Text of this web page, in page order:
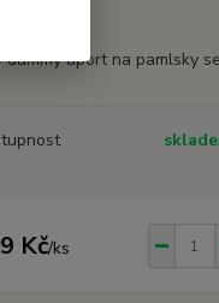
dummy aport na pamlsky
Kč/ks